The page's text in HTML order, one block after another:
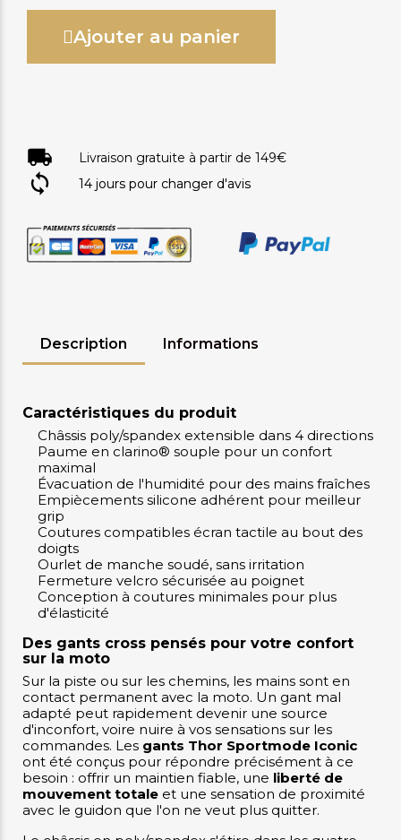
Ajouter au panier
Livraison gratuite à partir de 149€
14 jours pour changer d'avis
Description Informations
Caractéristiques du produit
Châssis poly/spandex extensible dans 4 directions
Paume en clarino® souple pour un confort
maximal
Évacuation de l'humidité pour des mains fraîches
Empiècements silicone adhérent pour meilleur
grip
Coutures compatibles écran tactile au bout des
doigts
Ourlet de manche soudé, sans irritation
Fermeture velcro sécurisée au poignet
Conception à coutures minimales pour plus
d'élasticité
Des gants cross pensés pour votre confort
sur la moto
Sur la piste ou sur les chemins, les mains sont en
contact permanent avec la moto. Un gant mal
adapté peut rapidement devenir une source
d'inconfort, voire nuire à vos sensations sur les
commandes. Les gants Thor Sportmode Iconic
ont été conçus pour répondre précisément à ce
besoin : offrir un maintien fiable, une liberté de
mouvement totale et une sensation de proximité
avec le guidon que l'on ne veut plus quitter.